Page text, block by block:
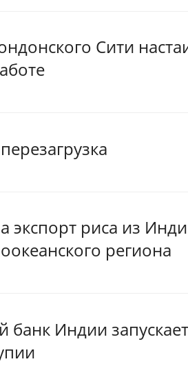
Сити
экспорт риса из
региона
банк Индии